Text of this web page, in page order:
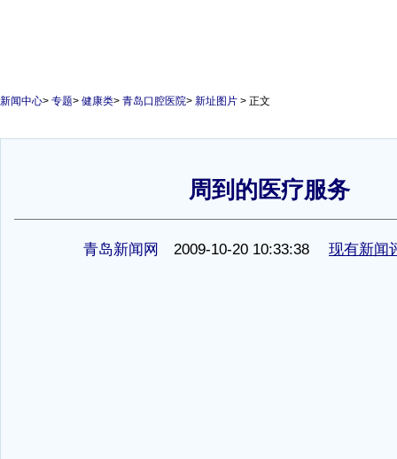
新闻中心> 专题> 健康类> 青岛口腔医院> 新址图片 > 正文
周到的医疗服务
青岛新闻网 2009-10-20 10:33:38 现有新闻